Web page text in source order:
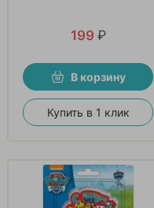
199 ₽
В корзину
Купить в 1 клик